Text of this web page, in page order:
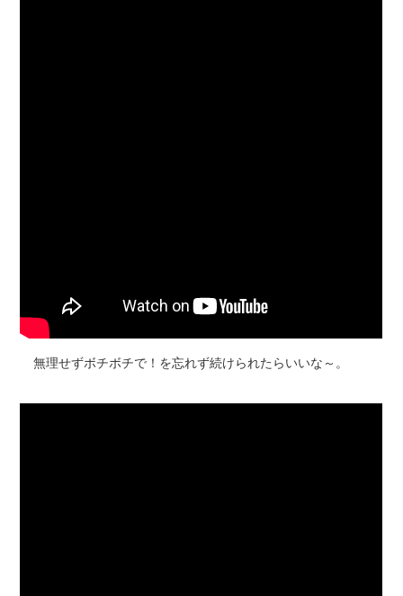
無理せずボチボチで！を忘れず続けられたらいいな～。